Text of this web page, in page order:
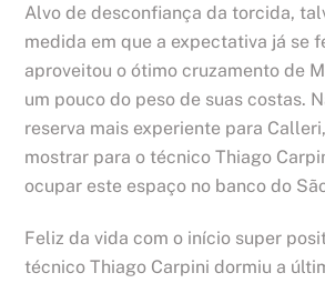
Alvo de desconfiança da torcida,
medida em que a expectativa já se
aproveitou o ótimo cruzamento de
um pouco do peso de suas costas.
reserva mais experiente para
mostrar para o técnico Thiago
ocupar este espaço no banco do
Feliz da vida com o início super
técnico Thiago Carpini dormiu a